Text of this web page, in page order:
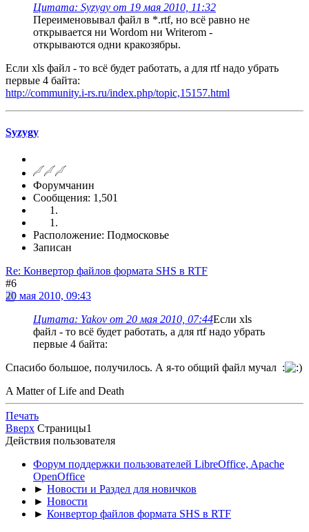
Цитата: Syzygy от 19 мая 2010, 11:32
Переименовывал файл в *.rtf, но всё равно не
открывается ни Wordom ни Writerom -
открываются одни кракозябры.
Если xls файл - то всё будет работать, а для rtf надо убрать
первые 4 байта:
http://community.i-rs.ru/index.php/topic,15157.html
Syzygy
Форумчанин
Сообщения: 1,501
Расположение: Подмосковье
Записан
Re: Конвертор файлов формата SHS в RTF
#6
20 мая 2010, 09:43
Цитата: Yakov от 20 мая 2010, 07:44Если xls
файл - то всё будет работать, а для rtf надо убрать
первые 4 байта:
Спасибо большое, получилось. А я-то общий файл мучал :
A Matter of Life and Death
Печать
Вверх Страницы1
Действия пользователя
Форум поддержки пользователей LibreOffice, Apache
OpenOffice
► Новости и Раздел для новичков
► Новости
► Конвертор файлов формата SHS в RTF